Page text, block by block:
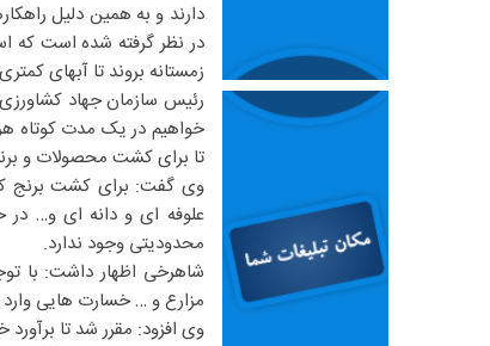
دارند و به همین دلیل
در نظر گرفته شده است که
زمستانه بروند تا آبهای
رئیس سازمان جهاد کشاورزی
خواهیم در یک مدت کوتاه هر
تا برای کشت محصولات و
وی گفت: برای کشت برنج
علوفه ای و دانه ای و… در
محدودیتی وجود ندارد.
شاهرخی اظهار داشت: با
مزارع و … خسارت هایی
وی افزود: مقرر شد تا